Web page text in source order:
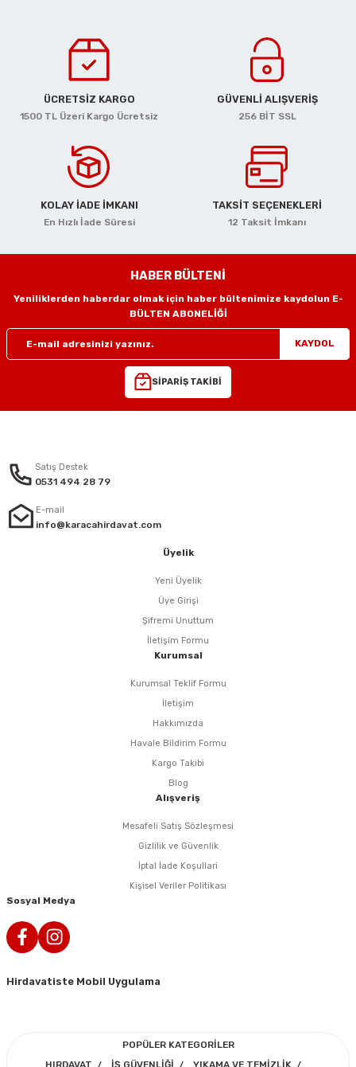
ÜCRETSİZ KARGO
1500 TL Üzeri Kargo Ücretsiz
GÜVENLİ ALIŞVERİŞ
256 BİT SSL
KOLAY İADE İMKANI
En Hızlı İade Süresi
TAKSİT SEÇENEKLERİ
12 Taksit İmkanı
HABER BÜLTENİ
Yeniliklerden haberdar olmak için haber bültenimize kaydolun E-
BÜLTEN ABONELİĞİ
KAYDOL
SİPARİŞ TAKİBİ
Satış Destek
0531 494 28 79
E-mail
info@karacahirdavat.com
Üyelik
Yeni Üyelik
Üye Girişi
Şifremi Unuttum
İletişim Formu
Kurumsal
Kurumsal Teklif Formu
İletişim
Hakkımızda
Havale Bildirim Formu
Kargo Takibi
Blog
Alışveriş
Mesafeli Satış Sözleşmesi
Gizlilik ve Güvenlik
İptal İade Koşullari
Kişisel Veriler Politikası
Sosyal Medya
Hirdavatiste Mobil Uygulama
POPÜLER KATEGORİLER
HIRDAVAT
İŞ GÜVENLİĞİ YIKAMA VE TEMİZLİK